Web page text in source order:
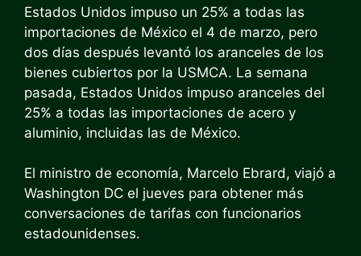
Estados Unidos impuso un 25% a todas las
importaciones de México el 4 de marzo, pero
dos días después levantó los aranceles de los
bienes cubiertos por la USMCA. La semana
pasada, Estados Unidos impuso aranceles del
25% a todas las importaciones de acero y
aluminio, incluidas las de México.
El ministro de economía, Marcelo Ebrard, viajó a
Washington DC el jueves para obtener más
conversaciones de tarifas con funcionarios
estadounidenses.